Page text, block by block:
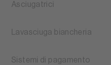
Asciugatrici
Lavasciuga biancheria
Sistemi di pagamento